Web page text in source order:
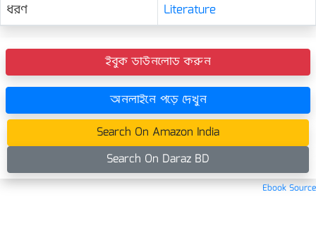
ধরণ
Literature
ইবুক ডাউনলোড করুন
অনলাইনে পড়ে দেখুন
Search On Amazon India
Search On Daraz BD
Ebook Source